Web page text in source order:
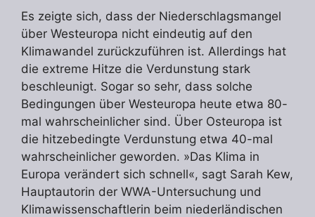
Es zeigte sich, dass der Niederschlagsmangel
über Westeuropa nicht eindeutig auf den
Klimawandel zurückzuführen ist. Allerdings hat
die extreme Hitze die Verdunstung stark
beschleunigt. Sogar so sehr, dass solche
Bedingungen über Westeuropa heute etwa 80-
mal wahrscheinlicher sind. Über Osteuropa ist
die hitzebedingte Verdunstung etwa 40-mal
wahrscheinlicher geworden. »Das Klima in
Europa verändert sich schnell«, sagt Sarah Kew,
Hauptautorin der WWA-Untersuchung und
Klimawissenschaftlerin beim niederländischen